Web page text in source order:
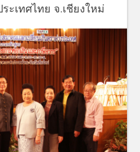
ะเทศไทย จ.เชียงใหม่